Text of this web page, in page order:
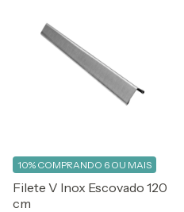
Filete V Inox Escovado 120
cm
10% COMPRANDO 6 OU MAIS